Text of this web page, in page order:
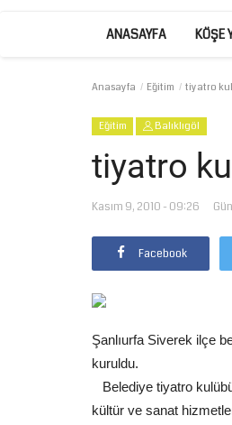
ANASAYFA KÖŞE
Anasayfa Eğitim tiyatro
Eğitim Balıklıgöl
tiyatro
Kasım 9, 2010 - 09:26
Facebook
Şanlıurfa Siverek ilçe
kuruldu.
Belediye tiyatro
kültür ve sanat